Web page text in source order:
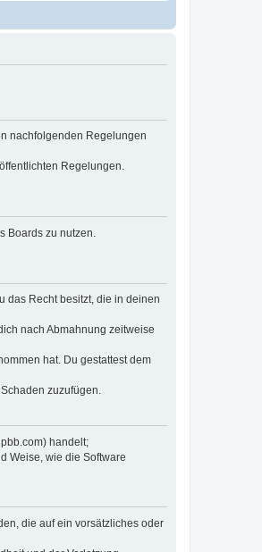
nachfolgenden Regelungen
Regelungen.
Boards zu nutzen.
das Recht besitzt, die in deinen
nach Abmahnung zeitweise
hat. Du gestattest dem
zuzufügen.
handelt;
Weise, wie die Software
die auf ein vorsätzliches oder